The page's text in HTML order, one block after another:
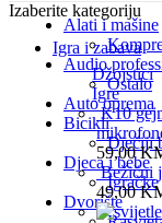
Alati i mašine
Audio
Ostalo
Auto oprema
Bicikli
Dječiji
Djeca i bebe
Igračke
Dvorište
Izaberite kategoriju
Igra i zabava
Džojstici
Igre
K10
59,00
Bežični
49,00